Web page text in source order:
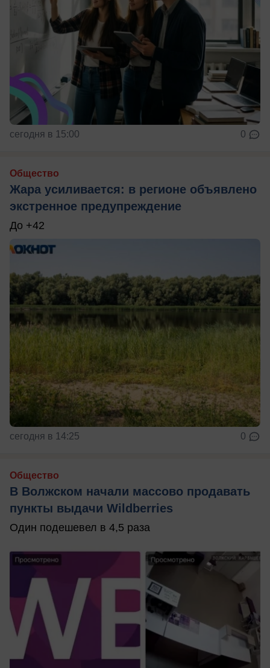
сегодня в 15:00 0
Общество
Жара усиливается: в регионе объявлено
экстренное предупреждение
До +42
сегодня в 14:25 0
Общество
В Волжском начали массово продавать
пункты выдачи Wildberries
Один подешевел в 4,5 раза